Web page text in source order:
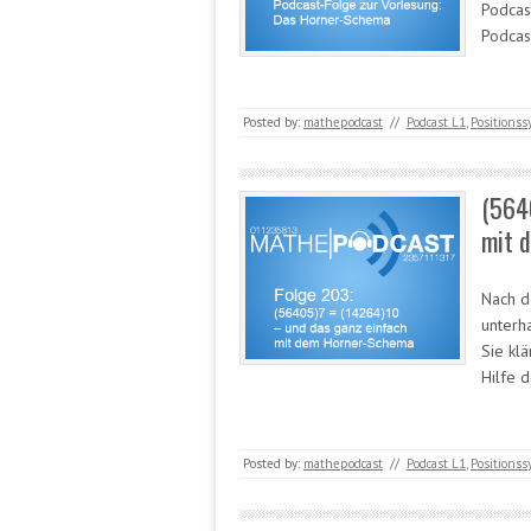
Posted by: mathepodcast // Podcast L1,
mit
Nach
Sie
Hilfe
Posted by: mathepodcast // Podcast L1,